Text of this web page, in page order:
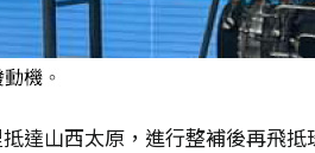
達山西太原，進行整補後再飛抵